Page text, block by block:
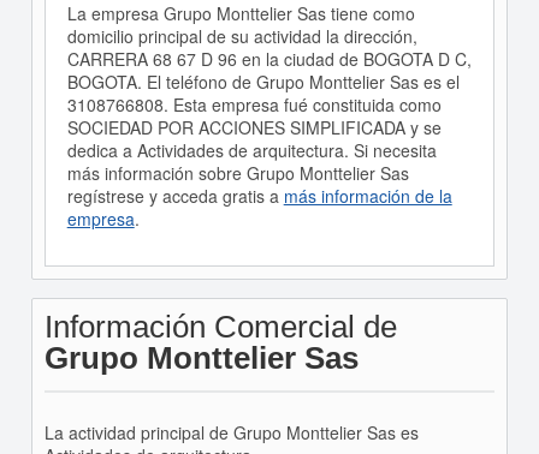
La empresa Grupo Monttelier Sas tiene como
domicilio principal de su actividad la dirección,
CARRERA 68 67 D 96 en la ciudad de BOGOTA D C,
BOGOTA. El teléfono de Grupo Monttelier Sas es el
3108766808. Esta empresa fué constituida como
SOCIEDAD POR ACCIONES SIMPLIFICADA y se
dedica a Actividades de arquitectura. Si necesita
más información sobre Grupo Monttelier Sas
regístrese y acceda gratis a más información de la
empresa.
Información Comercial de
Grupo Monttelier Sas
La actividad principal de Grupo Monttelier Sas es